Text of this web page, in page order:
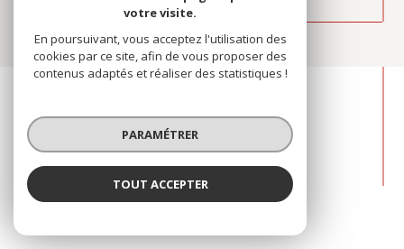
votre visite.
En poursuivant, vous acceptez l'utilisation des
cookies par ce site, afin de vous proposer des
contenus adaptés et réaliser des statistiques !
PARAMÉTRER
TOUT ACCEPTER